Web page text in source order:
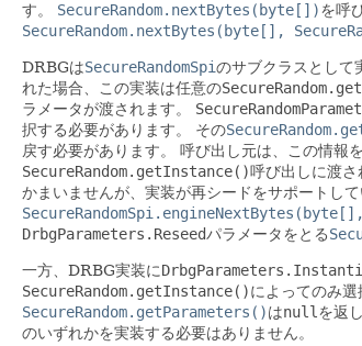
す。
SecureRandom.nextBytes(byte[])を呼
SecureRandom.nextBytes(byte[],
DRBGはSecureRandomSpiのサブクラスとして
れた場合、この実装は任意の
ラメータが渡されます。
択する必要があります。
その
戻す必要があります。
呼び出し元は、この情報
SecureRandom.getInstance()呼び出しに渡さ
かまいませんが、実装が再シードをサポートし
DrbgParameters.Reseedパラメータをとる
一方、DRBG実装に
SecureRandom.getInstance()によってのみ選
SecureRandom.getParameters()はnullを返し
のいずれかを実装する必要はありません。